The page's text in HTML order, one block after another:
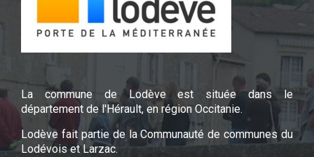
La commune de Lodève est située dans le
département de l'Hérault, en région Occitanie.
Lodève fait partie de la Communauté de communes du
Lodévois et Larzac.